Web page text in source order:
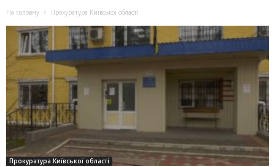
На головну Прокуратура Київської області
Прокуратура Київської області